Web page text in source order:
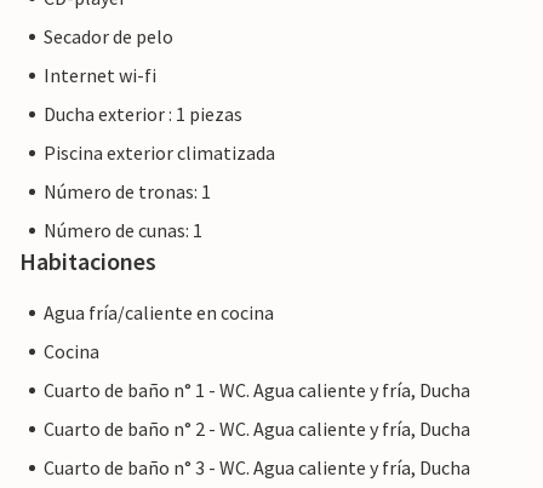
Secador de pelo
Internet wi-fi
Ducha exterior : 1 piezas
Piscina exterior climatizada
Número de tronas: 1
Número de cunas: 1
Habitaciones
Agua fría/caliente en cocina
Cocina
Cuarto de baño n° 1 - WC. Agua caliente y fría, Ducha
Cuarto de baño n° 2 - WC. Agua caliente y fría, Ducha
Cuarto de baño n° 3 - WC. Agua caliente y fría, Ducha